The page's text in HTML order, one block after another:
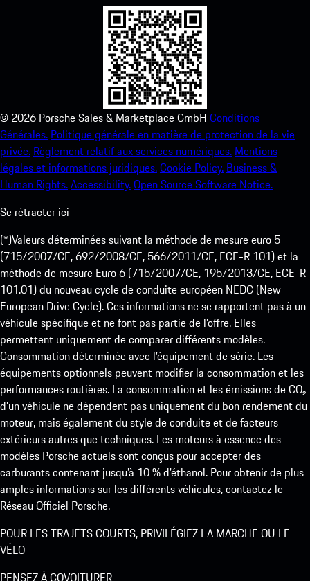
© 2026 Porsche Sales & Marketplace GmbH Conditions
Générales. Politique générale en matière de protection de la vie
privée. Règlement relatif aux services numériques. Mentions
légales et informations juridiques.Cookie Policy. Business &
Human Rights.Accessibility.Open Source Software Notice.
Se rétracter ici
(*)Valeurs déterminées suivant la méthode de mesure euro 5
(715/2007/CE, 692/2008/CE, 566/2011/CE, ECE-R 101) et la
méthode de mesure Euro 6 (715/2007/CE, 195/2013/CE, ECE-R
101.01) du nouveau cycle de conduite européen NEDC (New
European Drive Cycle). Ces informations ne se rapportent pas à un
véhicule spécifique et ne font pas partie de l’offre. Elles
permettent uniquement de comparer différents modèles.
Consommation déterminée avec l’équipement de série. Les
équipements optionnels peuvent modifier la consommation et les
performances routières. La consommation et les émissions de CO₂
d’un véhicule ne dépendent pas uniquement du bon rendement du
moteur, mais également du style de conduite et de facteurs
extérieurs autres que techniques. Les moteurs à essence des
modèles Porsche actuels sont conçus pour accepter des
carburants contenant jusqu’à 10 % d’éthanol. Pour obtenir de plus
amples informations sur les différents véhicules, contactez le
Réseau Officiel Porsche.
POUR LES TRAJETS COURTS, PRIVILÉGIEZ LA MARCHE OU LE
VÉLO
PENSEZ À COVOITURER